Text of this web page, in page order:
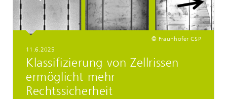
© Fraunhofer CSP
11.6.2025
Klassifizierung von Zellrissen
ermöglicht mehr
Rechtssicherheit